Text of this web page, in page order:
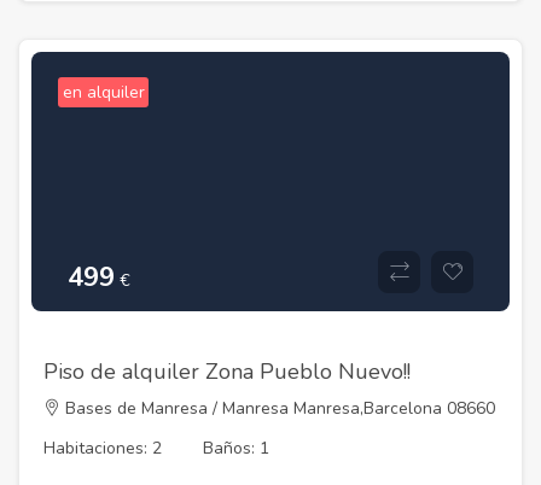
en alquiler
499 €
Piso de alquiler Zona Pueblo Nuevo!!
Bases de Manresa / Manresa Manresa,Barcelona 08660
Habitaciones: 2
Baños: 1